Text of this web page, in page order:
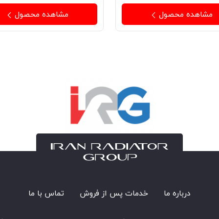
مشاهده محصول مشاهده محصول
درباره ما خدمات پس از فروش تماس با ما